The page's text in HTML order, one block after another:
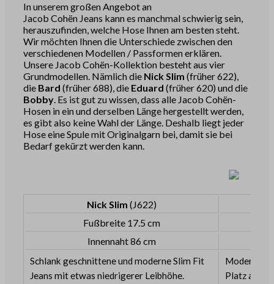
In unserem großen Angebot an
Jacob Cohën Jeans kann es manchmal schwierig sein,
herauszufinden, welche Hose Ihnen am besten steht.
Wir möchten Ihnen die Unterschiede zwischen den
verschiedenen Modellen / Passformen erklären.
Unsere Jacob Cohën-Kollektion besteht aus vier
Grundmodellen. Nämlich die Nick Slim (früher 622),
die Bard (früher 688), die Eduard (früher 620) und die
Bobby. Es ist gut zu wissen, dass alle Jacob Cohën-
Hosen in ein und derselben Länge hergestellt werden,
es gibt also keine Wahl der Länge. Deshalb liegt jeder
Hose eine Spule mit Originalgarn bei, damit sie bei
Bedarf gekürzt werden kann.
Nick Slim (J622)
Fußbreite 17.5 cm
Innennaht 86 cm
Schlank geschnittene und moderne Slim Fit
Jeans mit etwas niedrigerer Leibhöhe.
Moderne
Platz an